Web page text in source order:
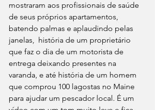
mostraram aos profissionais de saúde
de seus próprios apartamentos,
batendo palmas e aplaudindo pelas
janelas,  história de um proprietário
que faz o dia de um motorista de
entrega deixando presentes na
varanda, e até história de um homem
que comprou 100 lagostas no Maine
para ajudar um pescador local. É um